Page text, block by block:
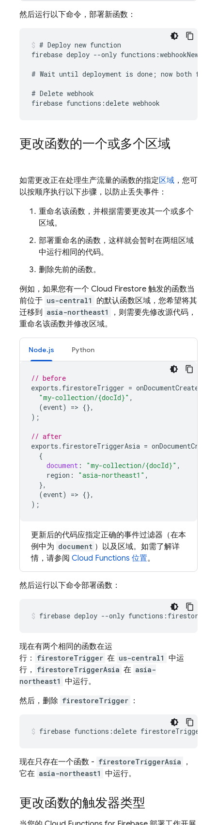
然后运行以下命令，部署新函数：
# Deploy new function
firebase deploy --only functions:webhookNew
# Wait until deployment is done; now both
# Delete webhook
更改函数的一个或多个区域
如需更改正在处理生产流量的函数的指定区域 ，您可
以按顺序执行以下步骤，以防止丢失事件：
重命名该函数，并根据需要更改其一个或多个
区域。
部署重命名的函数，这样就会暂时在两组区域
中运行相同的代码。
删除先前的函数。
例如，如果您有一个 Cloud Firestore 触发的函数当
前位于 us-central1
的默认函数区域，您希望将其
迁移到 asia-northeast1
，则需要先修改源代码，
重命名该函数并修改区域。
Node.js Python
// before
exports . firestoreTrigger = onDocumentCreated
"my-collection/{docId}" ,
(event) => {},
);
// after
exports . firestoreTriggerAsia =
{
document : "my-collection/{docId}" ,
region : "asia-northeast1" ,
},
(event) => {},
);
更新后的代码应指定正确的事件过滤器（在本
例中为 document ）以及区域。如需了解详
情，请参阅 Cloud Functions 位置。
然后运行以下命令部署函数：
现在有两个相同的函数在运
行：
firestoreTrigger 在 us-central1 中运
行，
firestoreTriggerAsia 在 asia-
northeast1 中运行。
然后，删除 firestoreTrigger ：
现在只存在一个函数 - firestoreTriggerAsia
，
它在 asia-northeast1 中运行。
更改函数的触发器类型